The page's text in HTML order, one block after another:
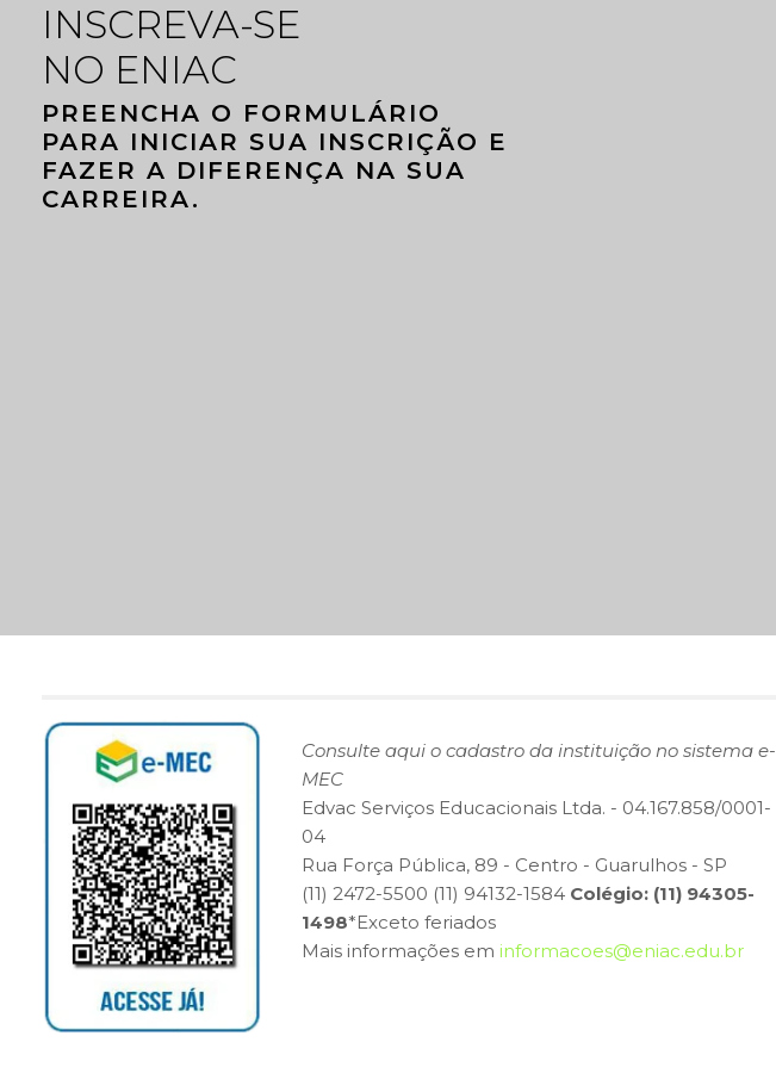
INSCREVA-SE
NO ENIAC
PREENCHA O FORMULÁRIO
PARA INICIAR SUA INSCRIÇÃO E
FAZER A DIFERENÇA NA SUA
CARREIRA.
Consulte aqui o cadastro da instituição no sistema e-
MEC
Edvac Serviços Educacionais Ltda. - 04.167.858/0001-
04
Rua Força Pública, 89 - Centro - Guarulhos - SP
(11) 2472-5500 (11) 94132-1584 Colégio: (11) 94305-
1498*Exceto feriados
Mais informações em informacoes@eniac.edu.br